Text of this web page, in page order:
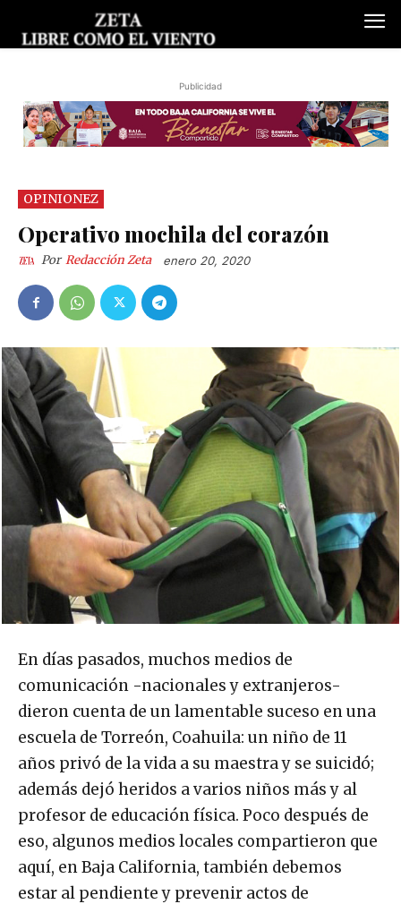
Publicidad
OPINIONEZ
Operativo mochila del corazón
Por Redacción Zeta enero 20, 2020
En días pasados, muchos medios de
comunicación -nacionales y extranjeros-
dieron cuenta de un lamentable suceso en una
escuela de Torreón, Coahuila: un niño de 11
años privó de la vida a su maestra y se suicidó;
además dejó heridos a varios niños más y al
profesor de educación física. Poco después de
eso, algunos medios locales compartieron que
aquí, en Baja California, también debemos
estar al pendiente y prevenir actos de